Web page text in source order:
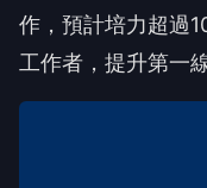
作，預計培力超過
工作者，提升第一